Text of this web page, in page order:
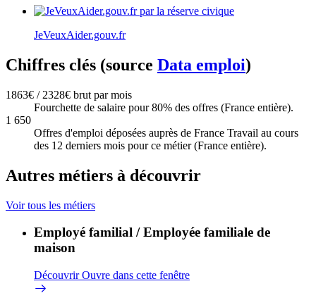
JeVeuxAider.gouv.fr
Chiffres clés (source Data emploi)
1863€ / 2328€ brut par mois
Fourchette de salaire pour 80% des offres (France entière).
1 650
Offres d'emploi déposées auprès de France Travail au cours
des 12 derniers mois pour ce métier (France entière).
Autres métiers à découvrir
Voir tous les métiers
Employé familial / Employée familiale de
maison
DécouvrirOuvre dans cette fenêtre